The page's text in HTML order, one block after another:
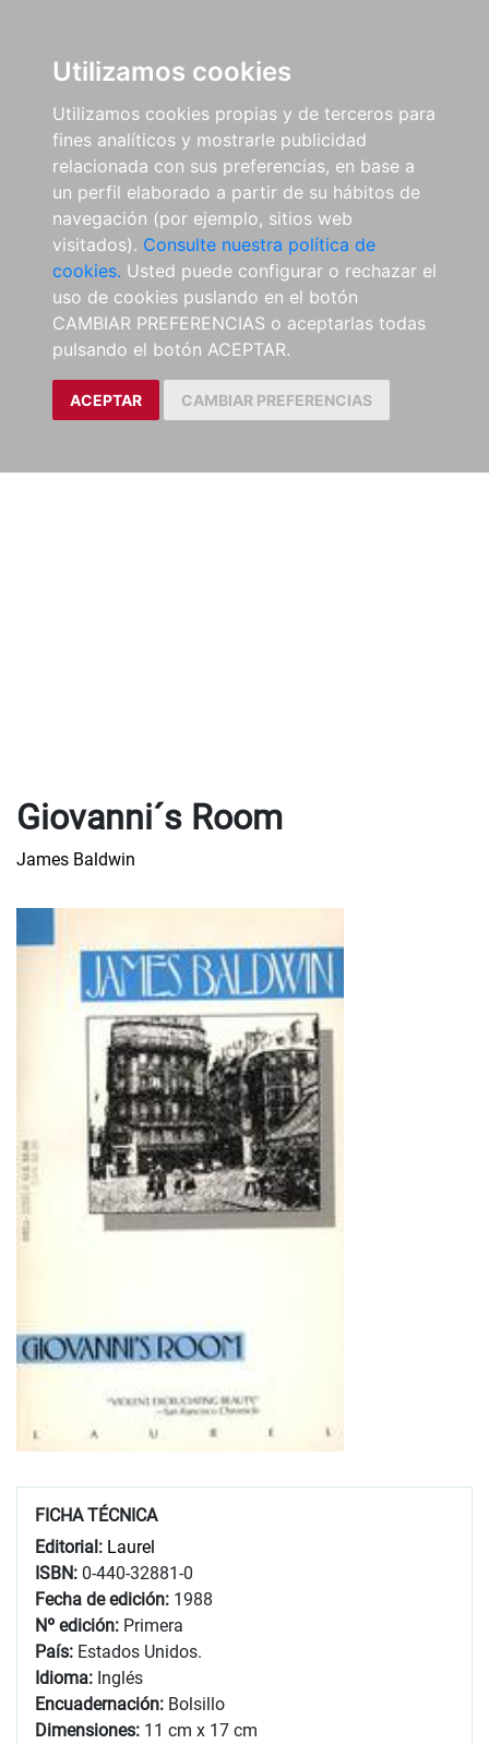
Utilizamos cookies
Utilizamos cookies propias y de terceros para
fines analíticos y mostrarle publicidad
relacionada con sus preferencias, en base a
un perfil elaborado a partir de su hábitos de
navegación (por ejemplo, sitios web
visitados). Consulte nuestra política de
cookies. Usted puede configurar o rechazar el
uso de cookies puslando en el botón
CAMBIAR PREFERENCIAS o aceptarlas todas
pulsando el botón ACEPTAR.
ACEPTAR CAMBIAR PREFERENCIAS
Giovanni´s Room
James Baldwin
FICHA TÉCNICA
Editorial: Laurel
ISBN: 0-440-32881-0
Fecha de edición: 1988
Nº edición: Primera
País: Estados Unidos.
Idioma: Inglés
Encuadernación: Bolsillo
Dimensiones: 11 cm x 17 cm